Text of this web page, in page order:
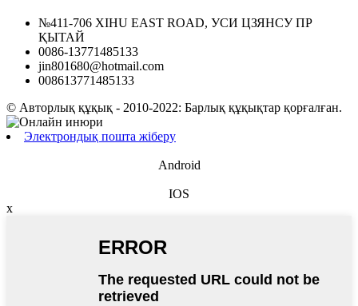
№411-706 XIHU EAST ROAD, УСИ ЦЗЯНСУ ПР
ҚЫТАЙ
0086-13771485133
jin801680@hotmail.com
008613771485133
© Авторлық құқық - 2010-2022: Барлық құқықтар қорғалған.
Электрондық пошта жіберу
Android
IOS
x